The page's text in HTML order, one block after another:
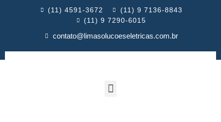
(11) 4591-3672
(11) 9 7136-8843
(11) 9 7290-6015
contato@limasolucoeseletricas.com.br